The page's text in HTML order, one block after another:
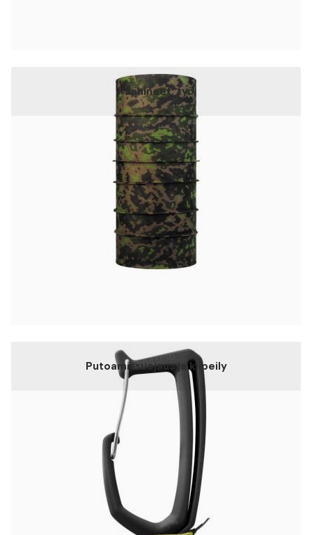
Päähineet, työ
Putoamissuojaus ja kiipeily